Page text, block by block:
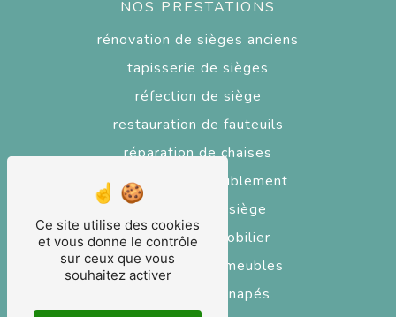
NOS PRESTATIONS
rénovation de sièges anciens
tapisserie de sièges
réfection de siège
restauration de fauteuils
réparation de chaises
tapisserie d'ameublement
réparateur de siège
réfection de mobilier
restaurateur de meubles
réfection de canapés
Ce site utilise des cookies
et vous donne le contrôle
sur ceux que vous
souhaitez activer